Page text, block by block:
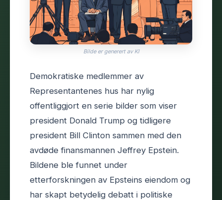
Bilde er generert av KI
Demokratiske medlemmer av
Representantenes hus har nylig
offentliggjort en serie bilder som viser
president Donald Trump og tidligere
president Bill Clinton sammen med den
avdøde finansmannen Jeffrey Epstein.
Bildene ble funnet under
etterforskningen av Epsteins eiendom og
har skapt betydelig debatt i politiske